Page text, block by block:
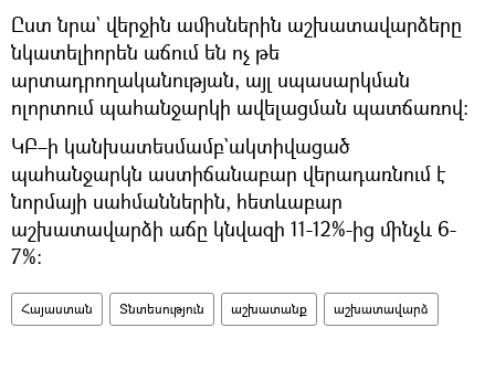
Ըստ նրա` վերջին ամիսներին աշխատավարձերը
նկատելիորեն աճում են ոչ թե
արտադրողականության, այլ սպասարկման
ոլորտում պահանջարկի ավելացման պատճառով։
ԿԲ–ի կանխատեսմամբ`ակտիվացած
պահանջարկն աստիճանաբար վերադառնում է
նորմայի սահմաններին, հետևաբար
աշխատավարձի աճը կնվազի 11-12%-ից մինչև 6-
7%:
Հայաստան Տնտեսություն աշխատանք աշխատավարձ